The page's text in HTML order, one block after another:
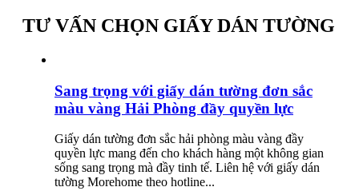
TƯ VẤN CHỌN GIẤY DÁN TƯỜNG
Sang trọng với giấy dán tường đơn sắc
màu vàng Hải Phòng đầy quyền lực
Giấy dán tường đơn sắc hải phòng màu vàng đầy
quyền lực mang đến cho khách hàng một không gian
sống sang trọng mà đầy tinh tế. Liên hệ với giấy dán
tường Morehome theo hotline...